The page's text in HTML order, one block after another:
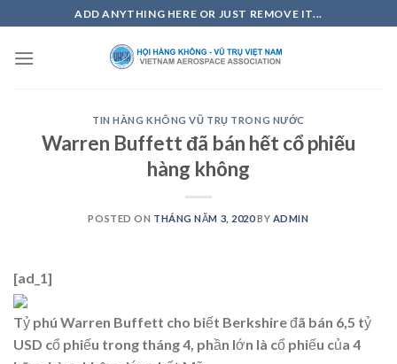
to
content
ADD ANYTHING HERE OR JUST REMOVE IT...
TIN HÀNG KHÔNG VŨ TRỤ TRONG NƯỚC
Warren Buffett đã bán hết cổ phiếu
hàng không
POSTED ON THÁNG NĂM 3, 2020BY ADMIN
[ad_1]
Tỷ phú Warren Buffett cho biết Berkshire đã bán 6,5 tỷ
USD cổ phiếu trong tháng 4, phần lớn là cổ phiếu của 4